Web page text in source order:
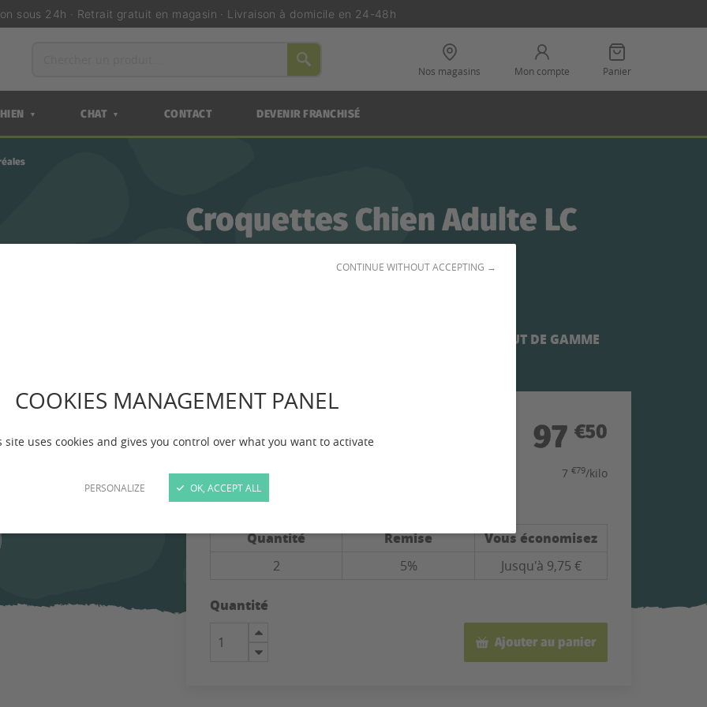
COOKIES MANAGEMENT PANEL
site uses cookies and gives you control over what you want to activate
PERSONALIZE
CONTINUE WITHOUT ACCEPTING →
OK, ACCEPT ALL
sous 24h · Retrait gratuit en magasin · Livraison à domicile en 24-48h
▼ CHAT ▼ CONTACT DEVENIR FRANCHISÉ
Nos magasins Mon compte Panier
Croquettes Chien Adulte LC
100 sans Céréales
DES RECETTES COMPLÈTES, ÉQUILIBRÉES ET TRÈS HAUT DE GAMME
97 €50
7 €79/kilo
Remise sur la quantité
Quantité
Remise Vous économisez
2 5% Jusqu'à 9,75 €
Quantité
Ajouter au panier